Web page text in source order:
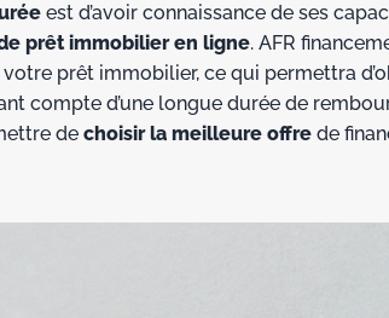
est d’avoir connaissance de ses
prêt immobilier en ligne. AFR
votre prêt immobilier, ce qui permettra
compte d’une longue durée de
de choisir la meilleure offre de